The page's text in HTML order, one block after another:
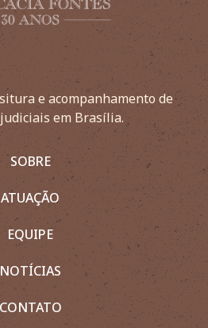
e acompanhamento de
em Brasília.
SOBRE
ATUAÇÃO
EQUIPE
NOTÍCIAS
CONTATO